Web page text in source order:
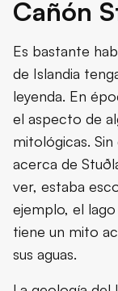
Cañón
Es bastante
de Islandia
leyenda. En
el aspecto de
mitológicas.
acerca de
ver, estaba
ejemplo, el
tiene un mito
sus aguas.